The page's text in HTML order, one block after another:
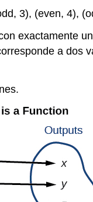
3), (even, 4),
exactamente
a dos